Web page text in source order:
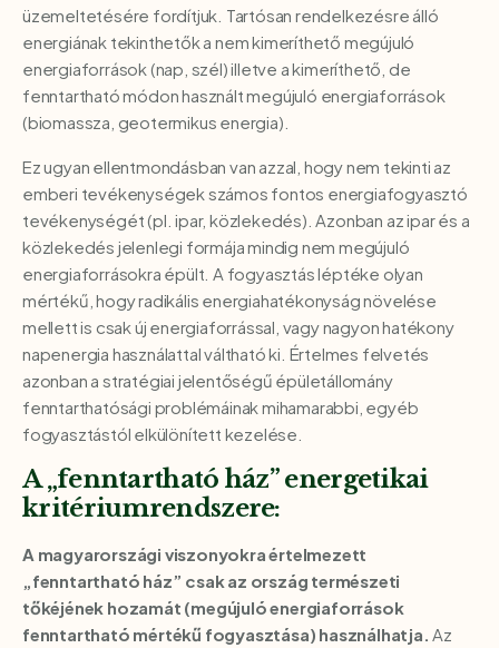
üzemeltetésére fordítjuk. Tartósan rendelkezésre álló
energiának tekinthetők a nem kimeríthető megújuló
energiaforrások (nap, szél) illetve a kimeríthető, de
fenntartható módon használt megújuló energiaforrások
(biomassza, geotermikus energia).
Ez ugyan ellentmondásban van azzal, hogy nem tekinti az
emberi tevékenységek számos fontos energiafogyasztó
tevékenységét (pl. ipar, közlekedés). Azonban az ipar és a
közlekedés jelenlegi formája mindig nem megújuló
energiaforrásokra épült. A fogyasztás léptéke olyan
mértékű, hogy radikális energiahatékonyság növelése
mellett is csak új energiaforrással, vagy nagyon hatékony
napenergia használattal váltható ki. Értelmes felvetés
azonban a stratégiai jelentőségű épületállomány
fenntarthatósági problémáinak mihamarabbi, egyéb
fogyasztástól elkülönített kezelése.
A „fenntartható ház” energetikai
kritériumrendszere:
A magyarországi viszonyokra értelmezett
„fenntartható ház” csak az ország természeti
tőkéjének hozamát (megújuló energiaforrások
fenntartható mértékű fogyasztása) használhatja. Az